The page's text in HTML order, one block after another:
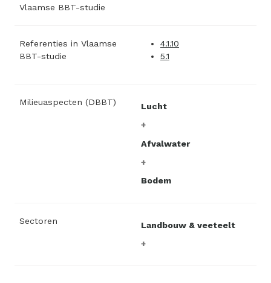
Vlaamse BBT-studie
Referenties in Vlaamse
BBT-studie
4.1.10
5.1
Milieuaspecten (DBBT) Lucht
Afvalwater
Bodem
Sectoren Landbouw & veeteelt